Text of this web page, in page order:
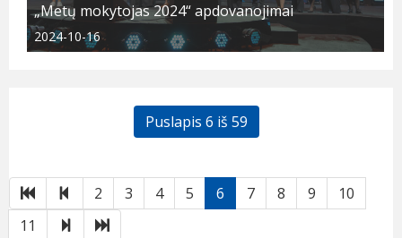
„Metų mokytojas 2024“ apdovanojimai
2024-10-16
Puslapis 6 iš 59
Pirmas Atgal
2 3 4 5 6 7 8 9
10
11
ToliauPaskutinis